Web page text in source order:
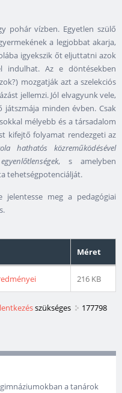
pohár vízben. Egyetlen szülő
a legjobbat akarja,
igyekszik őt eljuttatni azok
indulhat. Az e döntésekben
mozgatják azt a szelekciós
jellemzi. Jól elvagyunk vele,
játszmája minden évben. Csak
mélyebb és a társadalom
kifejtő folyamat rendezgeti az
hathatós közreműködésével
, s amelyben
tehetségpotenciálját.
jelentesse meg a pedagógiai
Méret
216 KB
szükséges
177798
a tanárok